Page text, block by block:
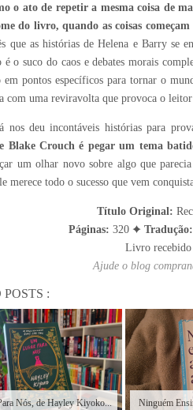
o ato de repetir a mesma coisa de
do livro, quando as coisas
que as histórias de Helena e Barry se
o suco do caos e debates morais
em pontos específicos para tornar o
com uma reviravolta que provoca o
nos deu incontáveis histórias para
Blake Crouch é pegar um tema
um olhar novo sobre algo que
merece todo o sucesso que vem
Título Original:
Páginas: 320 ✦ Tradução:
Livro recebido
Ajude o blog
:
Nós, de Hayley Kiyoko... Ninguém